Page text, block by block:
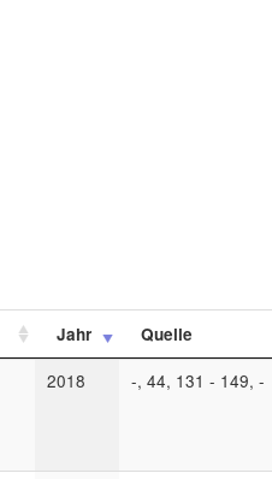
Jahr Quelle
2018 -, 44, 131 - 149, -